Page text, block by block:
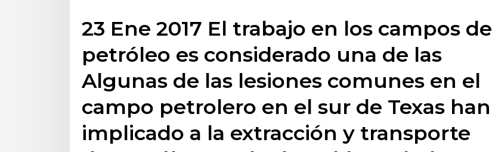
23 Ene 2017 El trabajo en los campos de
petróleo es considerado una de las
Algunas de las lesiones comunes en el
campo petrolero en el sur de Texas han
implicado a la extracción y transporte